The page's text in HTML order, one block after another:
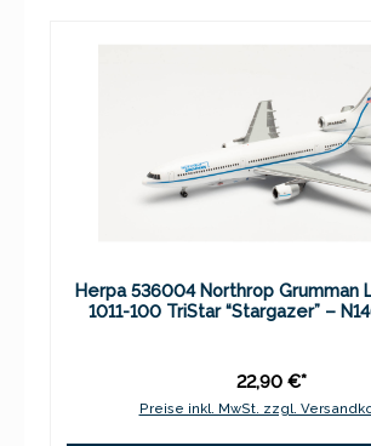
Herpa 536004 Northrop Grumman
1011-100 TriStar “Stargazer” –
22,90 €*
Preise inkl. MwSt. zzgl.